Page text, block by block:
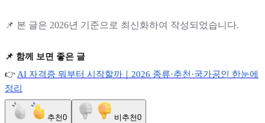
📌 본 글은 2026년 기준으로 최신화하여 작성되었습니다.
📌 함께 보면 좋은 글
👉AI 자격증 뭐부터 시작할까｜2026 종류·추천·국가공인 한눈에
정리
추천0 비추천0